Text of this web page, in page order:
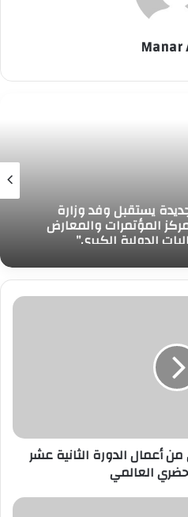
Manar
يستقبل وفد وزارة
المؤتمرات والمعارض
الدولية الكبرى”
من أعمال الدورة الثانية عشر
العالمي